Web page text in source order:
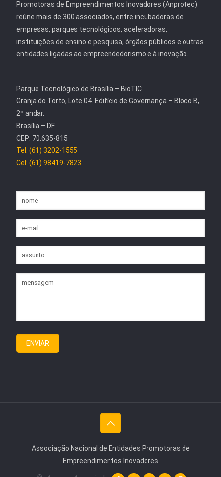
Promotoras de Empreendimentos Inovadores (Anprotec)
reúne mais de 300 associados, entre incubadoras de
empresas, parques tecnológicos, aceleradoras,
instituições de ensino e pesquisa, órgãos públicos e outras
entidades ligadas ao empreendedorismo e à inovação.
Parque Tecnológico de Brasília – BioTIC
Granja do Torto, Lote 04. Edifício de Governança – Bloco B,
2º andar.
Brasília – DF
CEP: 70.635-815
Tel: (61) 3202-1555
Cel: (61) 98419-7823
Associação Nacional de Entidades Promotoras de
Empreendimentos Inovadores